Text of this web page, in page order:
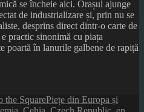
se încheie aici. Orașul ajunge
de industrializare și, prin nu se
desprins direct dintr-o carte de
practic sinonimă cu piața
poartă în lanurile galbene de rapiță
the SquareCategories
Piețe din Europa și